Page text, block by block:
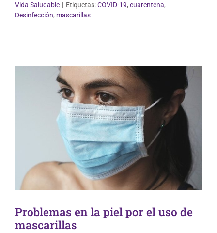
Vida Saludable | Etiquetas:COVID-19, cuarentena,
Desinfección, mascarillasDermofarmacia
Problemas en la piel por el uso de
mascarillas